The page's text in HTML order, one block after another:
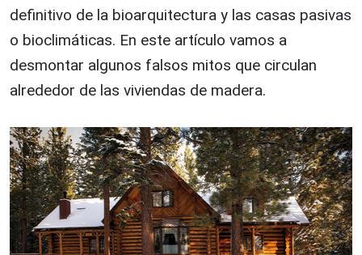
definitivo de la bioarquitectura y las casas pasivas
o bioclimáticas. En este artículo vamos a
desmontar algunos falsos mitos que circulan
alrededor de las viviendas de madera.